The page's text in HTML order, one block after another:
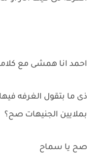
احمد انا همشى مع
ذى ما بتقول الغرفه
بملايين الجنيهات صح؟
صح يا سماح